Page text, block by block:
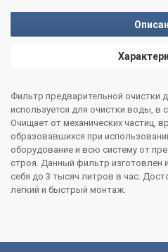
Фильтр предварительной очистки
используется для очистки воды, в
Очищает от механических частиц,
образовавшихся при
оборудование и всю систему от
строя. Данный фильтр изготовлен
себя до 3 тысяч литров в час.
легкий и быстрый монтаж.